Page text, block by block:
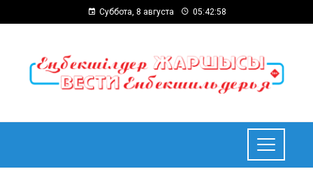
Суббота, 8 августа 05:42:59